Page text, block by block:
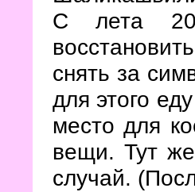
С лета
снять за
для этого
место для
вещи. Тут
случай.